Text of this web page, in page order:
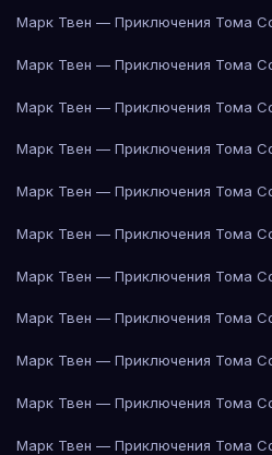
Марк Твен — Приключения Тома
Марк Твен — Приключения Тома
Марк Твен — Приключения Тома
Марк Твен — Приключения Тома
Марк Твен — Приключения Тома
Марк Твен — Приключения Тома
Марк Твен — Приключения Тома
Марк Твен — Приключения Тома
Марк Твен — Приключения Тома
Марк Твен — Приключения Тома
Марк Твен — Приключения Тома